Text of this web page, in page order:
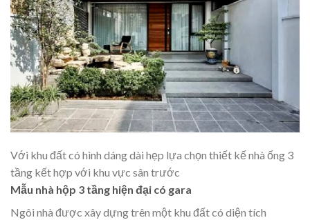
Với khu đất có hình dáng dài hẹp lựa chọn thiết kế nhà ống 3
tầng kết hợp với khu vực sân trước
Mẫu nhà hộp 3 tầng hiện đại có gara
Ngôi nhà được xây dựng trên một khu đất có diện tích